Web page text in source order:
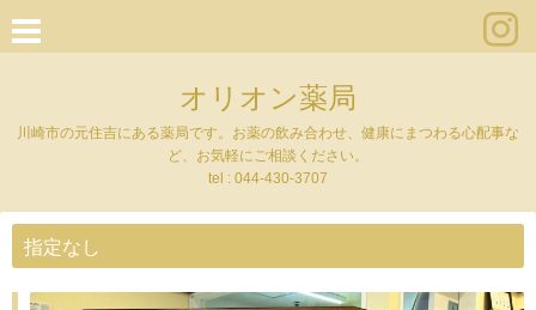
オリオン薬局
川崎市の元住吉にある薬局です。お薬の飲み合わせ、健康にまつわる心配事な
ど、お気軽にご相談ください。
tel : 044-430-3707
指定なし